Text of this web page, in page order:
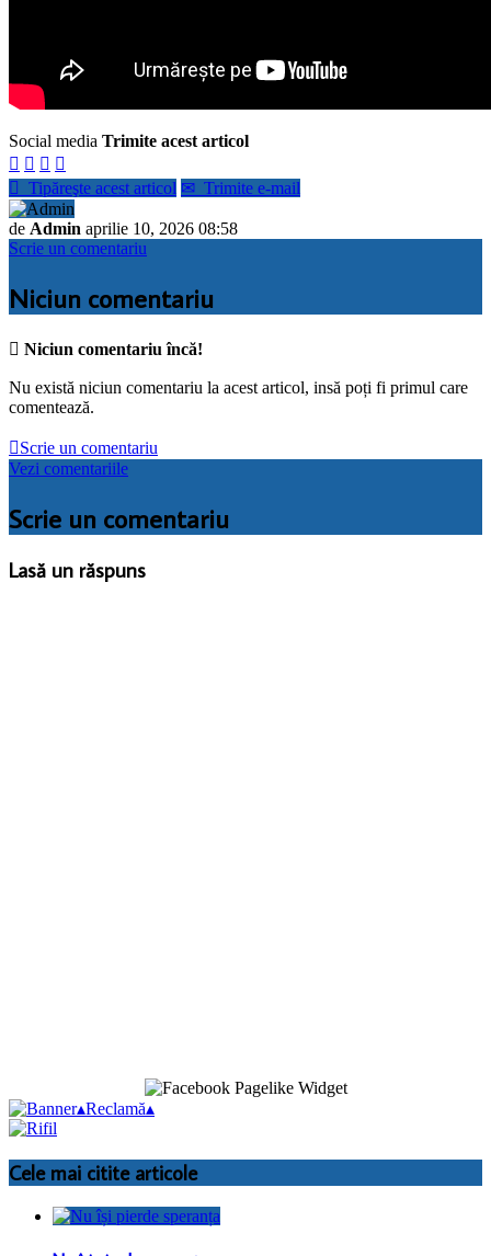
Social media Trimite acest articol
   

Tipăreşte acest articol ✉ Trimite e-mail
de Admin aprilie 10, 2026 08:58
Scrie un comentariu
Niciun comentariu
 Niciun comentariu încă!
Nu există niciun comentariu la acest articol, insă poți fi primul care
comentează.
Scrie un comentariu
Vezi comentariile
Scrie un comentariu
Lasă un răspuns
▴Reclamă▴
Cele mai citite articole